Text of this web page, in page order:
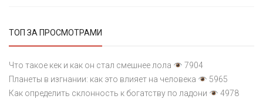
ТОП ЗА ПРОСМОТРАМИ
Что такое кек и как он стал смешнее лола
7904
Планеты в изгнании: как это влияет на человека
5965
Как определить склонность к богатству по ладони
4978